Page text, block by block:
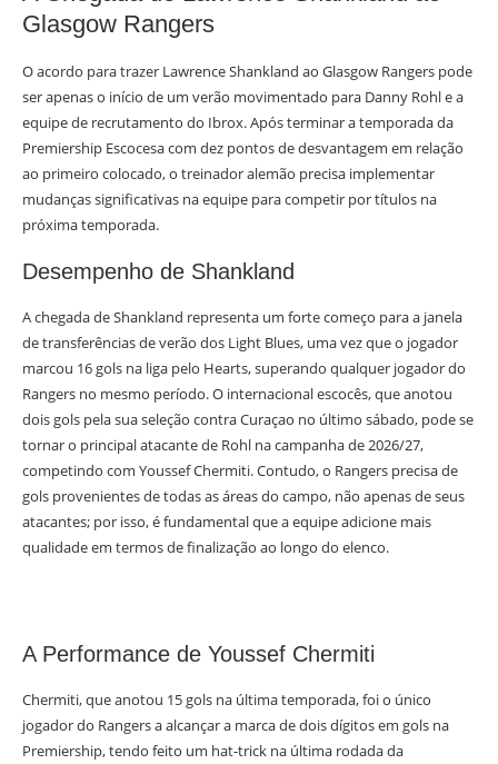
Glasgow Rangers
O acordo para trazer Lawrence Shankland ao Glasgow Rangers pode
ser apenas o início de um verão movimentado para Danny Rohl e a
equipe de recrutamento do Ibrox. Após terminar a temporada da
Premiership Escocesa com dez pontos de desvantagem em relação
ao primeiro colocado, o treinador alemão precisa implementar
mudanças significativas na equipe para competir por títulos na
próxima temporada.
Desempenho de Shankland
A chegada de Shankland representa um forte começo para a janela
de transferências de verão dos Light Blues, uma vez que o jogador
marcou 16 gols na liga pelo Hearts, superando qualquer jogador do
Rangers no mesmo período. O internacional escocês, que anotou
dois gols pela sua seleção contra Curaçao no último sábado, pode se
tornar o principal atacante de Rohl na campanha de 2026/27,
competindo com Youssef Chermiti. Contudo, o Rangers precisa de
gols provenientes de todas as áreas do campo, não apenas de seus
atacantes; por isso, é fundamental que a equipe adicione mais
qualidade em termos de finalização ao longo do elenco.
A Performance de Youssef Chermiti
Chermiti, que anotou 15 gols na última temporada, foi o único
jogador do Rangers a alcançar a marca de dois dígitos em gols na
Premiership, tendo feito um hat-trick na última rodada da